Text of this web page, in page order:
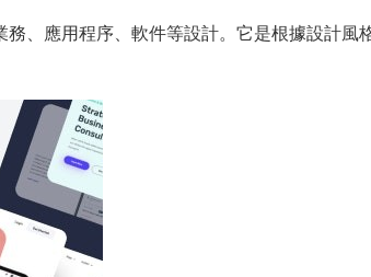
、應用程序、軟件等設計。它是根據設計風